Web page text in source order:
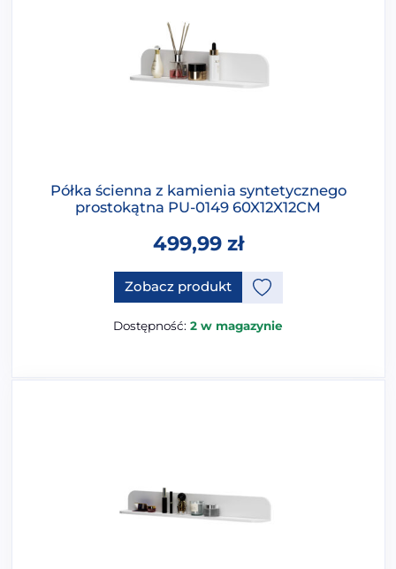
Półka ścienna z kamienia syntetycznego
prostokątna PU-0149 60X12X12CM
499,99 zł
Zobacz produkt
Dostępność: 2 w magazynie